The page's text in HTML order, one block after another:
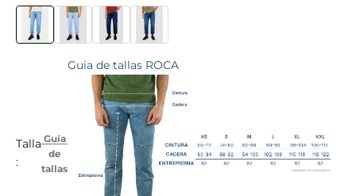
Azul
Azul claroJeans oscuroAzul marino
Talla
:
Guía
de
tallas
Guia de tallas ROCA